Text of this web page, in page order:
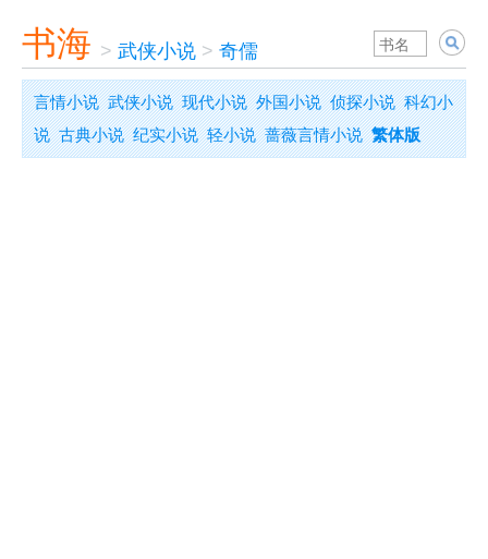
书海 > 武侠小说 > 奇儒
言情小说 武侠小说 现代小说 外国小说 侦探小说 科幻小
说 古典小说 纪实小说 轻小说 蔷薇言情小说 繁体版